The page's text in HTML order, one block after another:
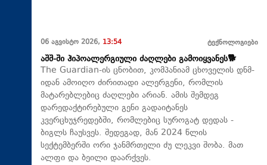
06 აგვისტო 2026, 13:54 ტექნოლოგიები
აშშ-ში ჰიპოალერგიული ძაღლები გამოიყვანეს🐕
The Guardian-ის ცნობით, კომპანიამ ცხოველის დნმ-
იდან ამოიღო ძირითადი ალერგენი, რომლის
მატარებლებიც ძაღლები არიან. ამის შემდეგ
დარედაქტირებული გენი გადაიტანეს
კვერცხუჯრედებში, რომლებიც სუროგატ დედას -
ბიგლს ჩაუსვეს. შედეგად, მან 2024 წლის
სექტემბერში ორი ჯანმრთელი ძუ ლეკვი შობა. მათ
ალფი და ბეილი დაარქვეს.